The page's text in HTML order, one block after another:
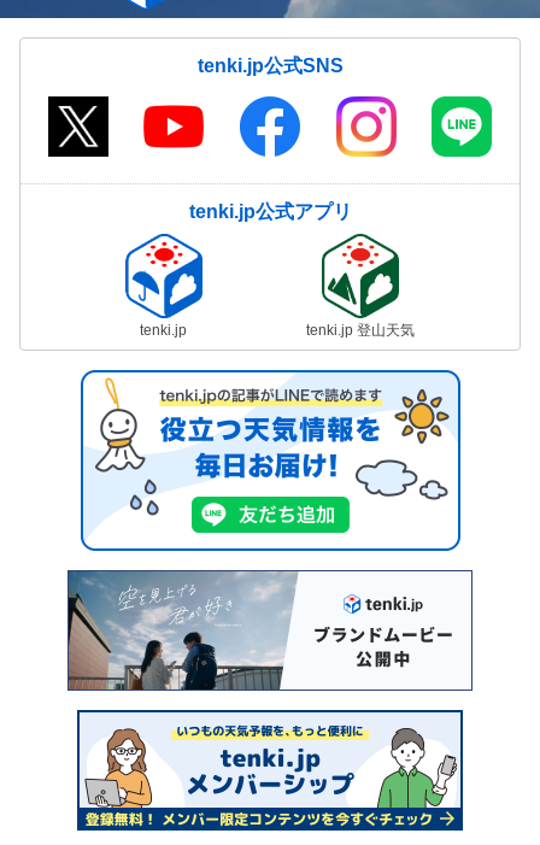
tenki.jp公式SNS
tenki.jp公式アプリ
tenki.jp tenki.jp 登山天気